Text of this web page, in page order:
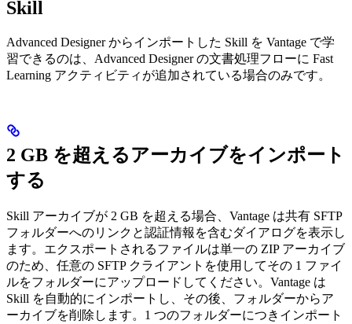
Skill
Advanced Designer からインポートした Skill を Vantage で学
習できるのは、Advanced Designer の文書処理フローに Fast
Learning アクティビティが追加されている場合のみです。
2 GB を超えるアーカイブをインポート
する
Skill アーカイブが 2 GB を超える場合、Vantage は共有 SFTP
フォルダーへのリンクと認証情報を含むダイアログを表示し
ます。エクスポートされるファイルは単一の ZIP アーカイブ
のため、任意の SFTP クライアントを使用してその 1 ファイ
ルをフォルダーにアップロードしてください。Vantage は
Skill を自動的にインポートし、その後、フォルダーからア
ーカイブを削除します。1 つのフォルダーにつきインポート